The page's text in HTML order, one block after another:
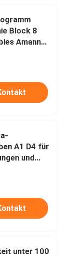
Block 8
Amann
A1 D4 für
und
unter 100